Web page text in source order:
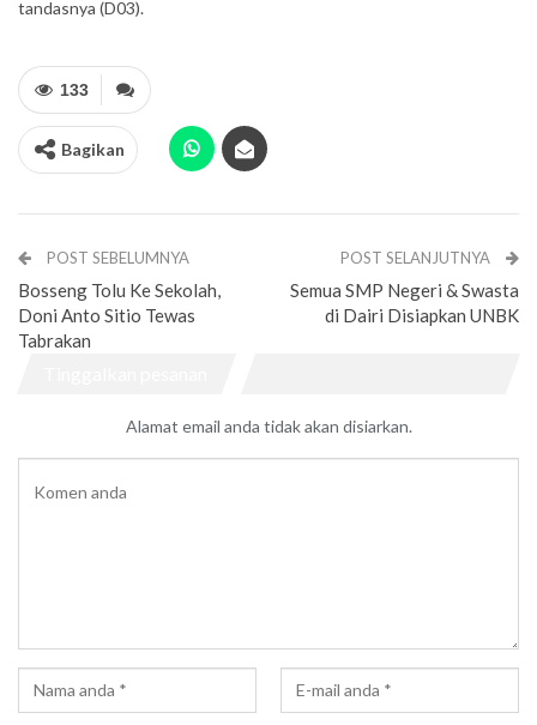
tandasnya (D03).
133
Bagikan
POST SEBELUMNYA
Bosseng Tolu Ke Sekolah,
Doni Anto Sitio Tewas
Tabrakan
POST SELANJUTNYA
Semua SMP Negeri & Swasta
di Dairi Disiapkan UNBK
Alamat email anda tidak akan disiarkan.